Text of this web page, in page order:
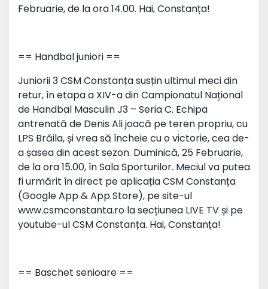
Februarie, de la ora 14.00. Hai, Constanța!
== Handbal juniori ==
Juniorii 3 CSM Constanța susțin ultimul meci din
retur, în etapa a XIV-a din Campionatul Național
de Handbal Masculin J3 – Seria C. Echipa
antrenată de Denis Ali joacă pe teren propriu, cu
LPS Brăila, și vrea să încheie cu o victorie, cea de-
a șasea din acest sezon. Duminică, 25 Februarie,
de la ora 15.00, în Sala Sporturilor. Meciul va putea
fi urmărit în direct pe aplicația CSM Constanța
(Google App & App Store), pe site-ul
www.csmconstanta.ro la secțiunea LIVE TV și pe
youtube-ul CSM Constanța. Hai, Constanța!
== Baschet senioare ==